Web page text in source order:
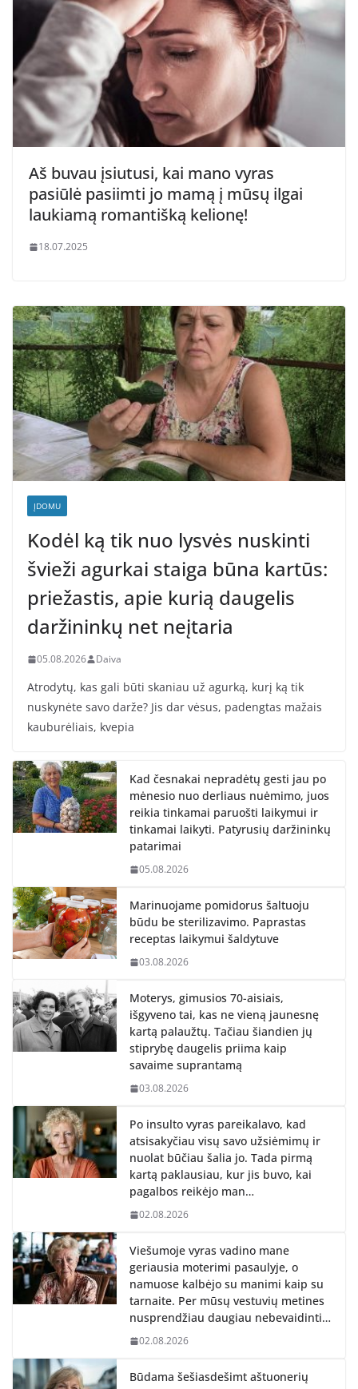
Aš buvau įsiutusi, kai mano vyras
pasiūlė pasiimti jo mamą į mūsų ilgai
laukiamą romantišką kelionę!
18.07.2025
ĮDOMU
Kodėl ką tik nuo lysvės nuskinti
švieži agurkai staiga būna kartūs:
priežastis, apie kurią daugelis
daržininkų net neįtaria
05.08.2026 Daiva
Atrodytų, kas gali būti skaniau už agurką, kurį ką tik
nuskynėte savo darže? Jis dar vėsus, padengtas mažais
kauburėliais, kvepia
Kad česnakai nepradėtų gesti jau po
mėnesio nuo derliaus nuėmimo, juos
reikia tinkamai paruošti laikymui ir
tinkamai laikyti. Patyrusių daržininkų
patarimai
05.08.2026
Marinuojame pomidorus šaltuoju
būdu be sterilizavimo. Paprastas
receptas laikymui šaldytuve
03.08.2026
Moterys, gimusios 70-aisiais,
išgyveno tai, kas ne vieną jaunesnę
kartą palaužtų. Tačiau šiandien jų
stiprybę daugelis priima kaip
savaime suprantamą
03.08.2026
Po insulto vyras pareikalavo, kad
atsisakyčiau visų savo užsiėmimų ir
nuolat būčiau šalia jo. Tada pirmą
kartą paklausiau, kur jis buvo, kai
pagalbos reikėjo man…
02.08.2026
Viešumoje vyras vadino mane
geriausia moterimi pasaulyje, o
namuose kalbėjo su manimi kaip su
tarnaite. Per mūsų vestuvių metines
nusprendžiau daugiau nebevaidinti…
02.08.2026
Būdama šešiasdešimt aštuonerių